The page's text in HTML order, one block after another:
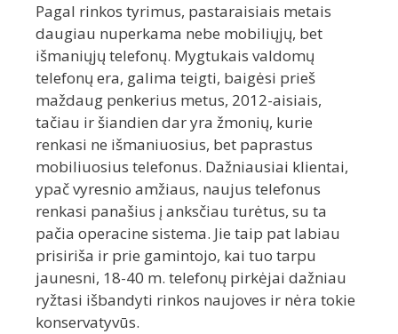
Pagal rinkos tyrimus, pastaraisiais metais
daugiau nuperkama nebe mobiliųjų, bet
išmaniųjų telefonų. Mygtukais valdomų
telefonų era, galima teigti, baigėsi prieš
maždaug penkerius metus, 2012-aisiais,
tačiau ir šiandien dar yra žmonių, kurie
renkasi ne išmaniuosius, bet paprastus
mobiliuosius telefonus. Dažniausiai klientai,
ypač vyresnio amžiaus, naujus telefonus
renkasi panašius į anksčiau turėtus, su ta
pačia operacine sistema. Jie taip pat labiau
prisiriša ir prie gamintojo, kai tuo tarpu
jaunesni, 18-40 m. telefonų pirkėjai dažniau
ryžtasi išbandyti rinkos naujoves ir nėra tokie
konservatyvūs.